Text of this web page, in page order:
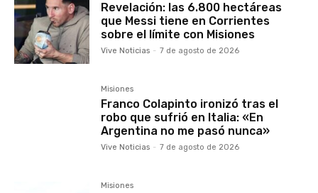
Revelación: las 6.800 hectáreas
que Messi tiene en Corrientes
sobre el límite con Misiones
Vive Noticias - 7 de agosto de 2026
Misiones
Franco Colapinto ironizó tras el
robo que sufrió en Italia: «En
Argentina no me pasó nunca»
Vive Noticias - 7 de agosto de 2026
Misiones